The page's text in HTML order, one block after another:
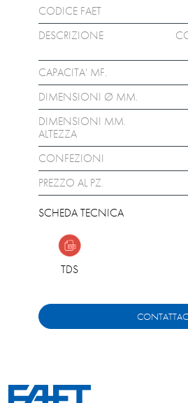
CODICE FAET
DESCRIZIONE
CAPACITA' MF.
DIMENSIONI Ø MM.
DIMENSIONI MM.
ALTEZZA
CONFEZIONI
PREZZO AL PZ.
SCHEDA TECNICA
TDS